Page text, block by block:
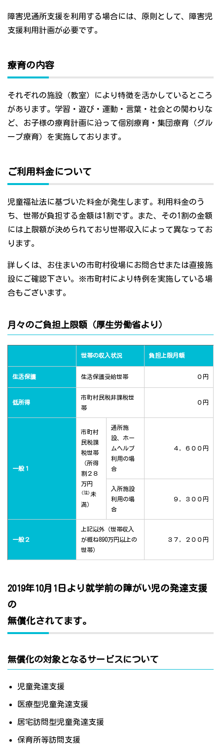
障害児通所支援を利用する場合には、原則として、障害児
支援利用計画が必要です。
療育の内容
それぞれの施設（教室）により特徴を活かしているところ
があります。学習・遊び・運動・言葉・社会との関わりな
ど、お子様の療育計画に沿って個別療育・集団療育（グル
ープ療育）を実施しております。
ご利用料金について
児童福祉法に基づいた料金が発生します。利用料金のう
ち、世帯が負担する金額は1割です。また、その1割の金額
には上限額が決められており世帯収入によって異なってお
ります。
詳しくは、お住まいの市町村役場にお問合せまたは直接施
設にご確認下さい。※市町村により特例を実施している場
合もございます。
月々のご負担上限額（厚生労働省より）
世帯の収入状況 負担上限月額
生活保護 生活保護受給世帯 ０円
低所得
市町村民税非課税世
帯
０円
一般１
市町村
民税課
税世帯
（所得
割２８
万円
(注) 未
満）
通所施
設、ホー
ムヘルプ
利用の場
合
４，６００円
入所施設
利用の場
合
９，３００円
一般２
上記以外（世帯収入
が概ね890万円以上の
世帯）
３７，２００円
2019年10月1日より就学前の障がい児の発達支援
の
無償化されてます。
無償化の対象となるサービスについて
児童発達支援
医療型児童発達支援
居宅訪問型児童発達支援
保育所等訪問支援